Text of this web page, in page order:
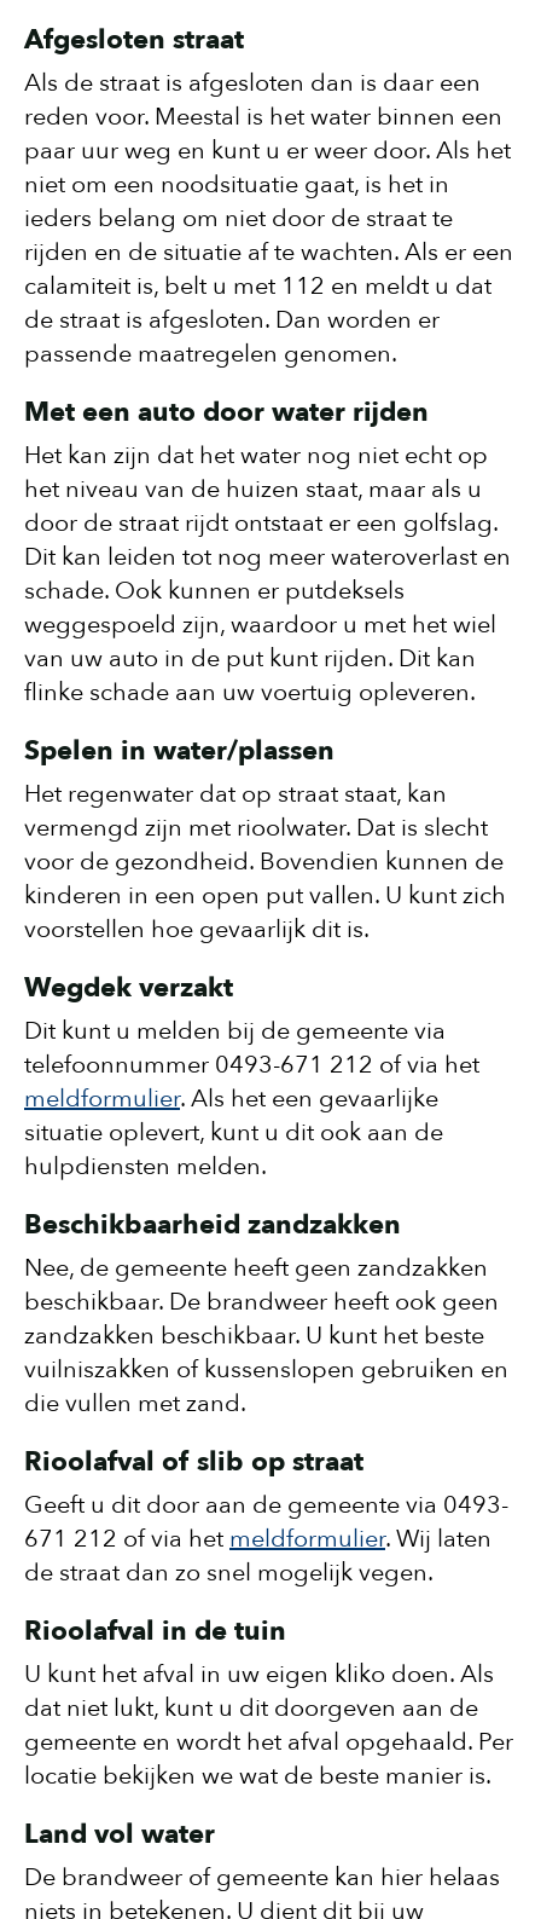
Afgesloten straat
Als de straat is afgesloten dan is daar een
reden voor. Meestal is het water binnen een
paar uur weg en kunt u er weer door. Als het
niet om een noodsituatie gaat, is het in
ieders belang om niet door de straat te
rijden en de situatie af te wachten. Als er een
calamiteit is, belt u met 112 en meldt u dat
de straat is afgesloten. Dan worden er
passende maatregelen genomen.
Met een auto door water rijden
Het kan zijn dat het water nog niet echt op
het niveau van de huizen staat, maar als u
door de straat rijdt ontstaat er een golfslag.
Dit kan leiden tot nog meer wateroverlast en
schade. Ook kunnen er putdeksels
weggespoeld zijn, waardoor u met het wiel
van uw auto in de put kunt rijden. Dit kan
flinke schade aan uw voertuig opleveren.
Spelen in water/plassen
Het regenwater dat op straat staat, kan
vermengd zijn met rioolwater. Dat is slecht
voor de gezondheid. Bovendien kunnen de
kinderen in een open put vallen. U kunt zich
voorstellen hoe gevaarlijk dit is.
Wegdek verzakt
Dit kunt u melden bij de gemeente via
telefoonnummer 0493-671 212 of via het
meldformulier. Als het een gevaarlijke
situatie oplevert, kunt u dit ook aan de
hulpdiensten melden.
Beschikbaarheid zandzakken
Nee, de gemeente heeft geen zandzakken
beschikbaar. De brandweer heeft ook geen
zandzakken beschikbaar. U kunt het beste
vuilniszakken of kussenslopen gebruiken en
die vullen met zand.
Rioolafval of slib op straat
Geeft u dit door aan de gemeente via 0493-
671 212 of via het meldformulier. Wij laten
de straat dan zo snel mogelijk vegen.
Rioolafval in de tuin
U kunt het afval in uw eigen kliko doen. Als
dat niet lukt, kunt u dit doorgeven aan de
gemeente en wordt het afval opgehaald. Per
locatie bekijken we wat de beste manier is.
Land vol water
De brandweer of gemeente kan hier helaas
niets in betekenen. U dient dit bij uw